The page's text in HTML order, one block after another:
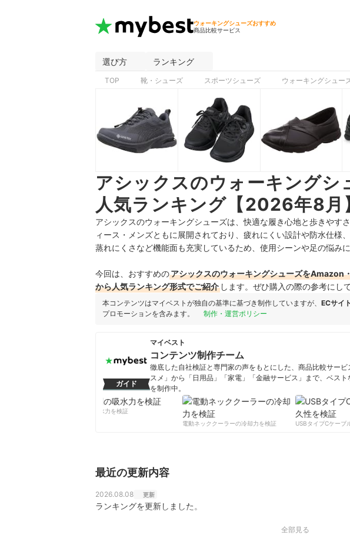
ウォーキングシューズおすすめ
商品比較サービス
選び方 ランキング
TOP 靴・シューズ スポーツシューズ ウォーキングシュー
アシックスのウォーキングシ
人気ランキング【2026年8月
アシックスのウォーキングシューズは、快適な履き心地と歩きやす
ィース・メンズともに展開されており、疲れにくい設計や防水仕様
蒸れにくさなど機能面も充実しているため、使用シーンや足の悩み
今回は、おすすめのアシックスのウォーキングシューズをAmazon
から人気ランキング形式でご紹介 します。ぜひ購入の際の参考にし
本コンテンツはマイベストが独自の基準に基づき制作していますが、 ECサイ
プロモーションを含みます。
制作・運営ポリシー
ガイド
マイベスト
コンテンツ制作チーム
徹底した自社検証と専門家の声をもとにした、商品比較サー
スメ」から「日用品」「家電」「金融サービス」まで、ベス
を制作中。
コンテンツ制作チームのプロフィール
柔軟剤の吸水力を検証
電動ネッククーラーの冷却力を検証
USBタイプCケーブ
最近の更新内容
2026.08.08 更新
ランキングを更新しました。
全部見る